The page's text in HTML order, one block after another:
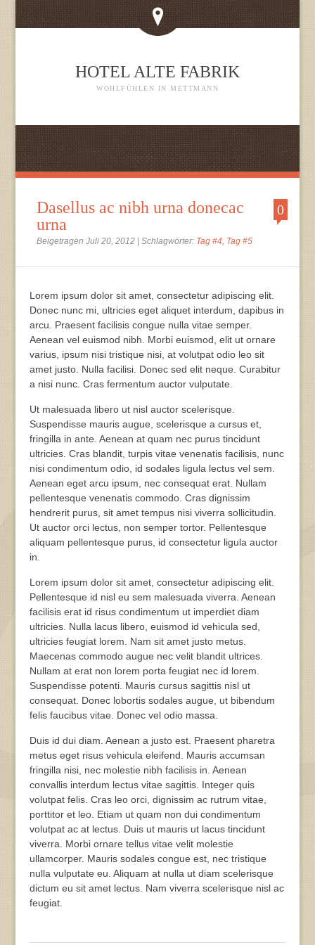
HOTEL ALTE FABRIK
WOHLFÜHLEN IN METTMANN
Dasellus ac nibh urna donecac
urna
Beigetragen Juli 20, 2012 | Schlagwörter: Tag #4, Tag #5
0
Lorem ipsum dolor sit amet, consectetur adipiscing elit.
Donec nunc mi, ultricies eget aliquet interdum, dapibus in
arcu. Praesent facilisis congue nulla vitae semper.
Aenean vel euismod nibh. Morbi euismod, elit ut ornare
varius, ipsum nisi tristique nisi, at volutpat odio leo sit
amet justo. Nulla facilisi. Donec sed elit neque. Curabitur
a nisi nunc. Cras fermentum auctor vulputate.
Ut malesuada libero ut nisl auctor scelerisque.
Suspendisse mauris augue, scelerisque a cursus et,
fringilla in ante. Aenean at quam nec purus tincidunt
ultricies. Cras blandit, turpis vitae venenatis facilisis, nunc
nisi condimentum odio, id sodales ligula lectus vel sem.
Aenean eget arcu ipsum, nec consequat erat. Nullam
pellentesque venenatis commodo. Cras dignissim
hendrerit purus, sit amet tempus nisi viverra sollicitudin.
Ut auctor orci lectus, non semper tortor. Pellentesque
aliquam pellentesque purus, id consectetur ligula auctor
in.
Lorem ipsum dolor sit amet, consectetur adipiscing elit.
Pellentesque id nisl eu sem malesuada viverra. Aenean
facilisis erat id risus condimentum ut imperdiet diam
ultricies. Nulla lacus libero, euismod id vehicula sed,
ultricies feugiat lorem. Nam sit amet justo metus.
Maecenas commodo augue nec velit blandit ultrices.
Nullam at erat non lorem porta feugiat nec id lorem.
Suspendisse potenti. Mauris cursus sagittis nisl ut
consequat. Donec lobortis sodales augue, ut bibendum
felis faucibus vitae. Donec vel odio massa.
Duis id dui diam. Aenean a justo est. Praesent pharetra
metus eget risus vehicula eleifend. Mauris accumsan
fringilla nisi, nec molestie nibh facilisis in. Aenean
convallis interdum lectus vitae sagittis. Integer quis
volutpat felis. Cras leo orci, dignissim ac rutrum vitae,
porttitor et leo. Etiam ut quam non dui condimentum
volutpat ac at lectus. Duis ut mauris ut lacus tincidunt
viverra. Morbi ornare tellus vitae velit molestie
ullamcorper. Mauris sodales congue est, nec tristique
nulla vulputate eu. Aliquam at nulla ut diam scelerisque
dictum eu sit amet lectus. Nam viverra scelerisque nisl ac
feugiat.